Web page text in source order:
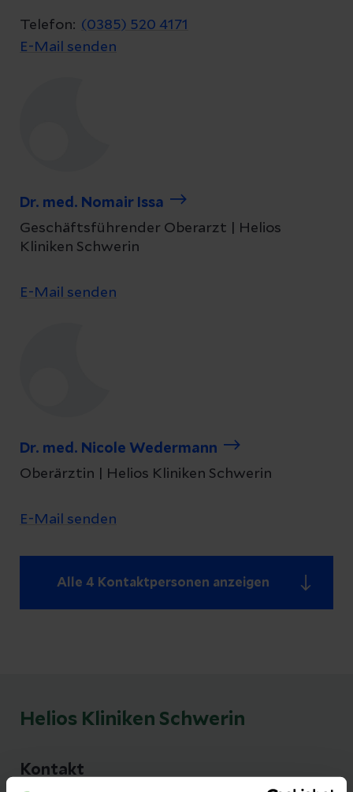
Telefon: (0385) 520 4171
E-Mail senden
Dr. med. Nomair Issa
Geschäftsführender Oberarzt | Helios
Kliniken Schwerin
E-Mail senden
Dr. med. Nicole Wedermann
Oberärztin | Helios Kliniken Schwerin
E-Mail senden
Alle 4 Kontaktpersonen anzeigen
Helios Kliniken Schwerin
Kontakt